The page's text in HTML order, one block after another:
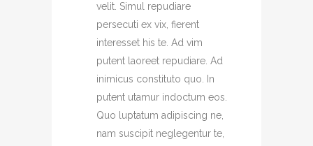
velit. Simul repudiare
persecuti ex vix, fierent
interesset his te. Ad vim
putent laoreet repudiare. Ad
inimicus constituto quo. In
putent utamur indoctum eos.
Quo luptatum adipiscing ne,
nam suscipit neglegentur te,